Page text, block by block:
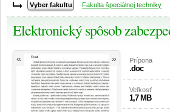
Fakulta špeciálnej techniky
Elektronický spôsob
« » Prípona
.doc
Veľkosť
1,7 MB